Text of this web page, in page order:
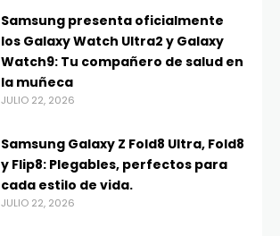
Samsung presenta oficialmente
los Galaxy Watch Ultra2 y Galaxy
Watch9: Tu compañero de salud en
la muñeca
JULIO 22, 2026
Samsung Galaxy Z Fold8 Ultra, Fold8
y Flip8: Plegables, perfectos para
cada estilo de vida.
JULIO 22, 2026